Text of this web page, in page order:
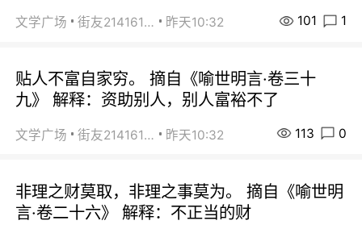
文学广场 街友21416156 昨天10:32 101 1
贴人不富自家穷。 摘自《喻世明言·卷三十
九》 解释：资助别人，别人富裕不了
文学广场 街友21416156 昨天10:32 113 0
非理之财莫取，非理之事莫为。 摘自《喻世明
言·卷二十六》 解释：不正当的财